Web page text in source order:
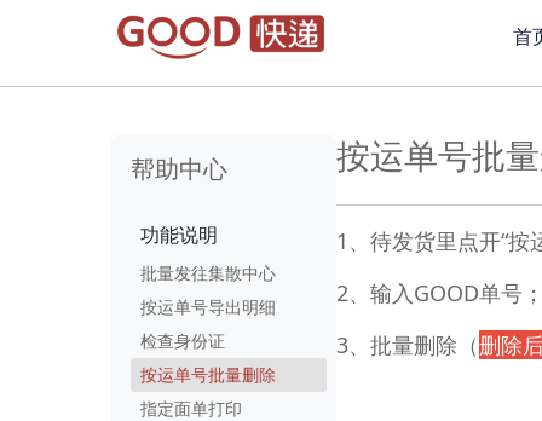
首
帮助中心
功能说明
批量发往集散中心
按运单号导出明细
检查身份证
按运单号批量删除
指定面单打印
按运单号批
1、待发货里点开“按
2、输入GOOD单号
3、批量删除（删除